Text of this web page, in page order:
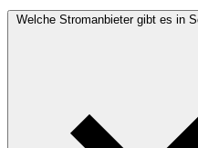
Welche Stromanbieter gibt es in